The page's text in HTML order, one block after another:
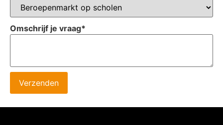
Omschrijf je vraag*
Verzenden